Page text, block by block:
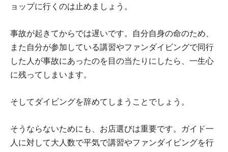
ョップに行くのは止めましょう。
事故が起きてからでは遅いです。自分自身の命のため、
また自分が参加している講習やファンダイビングで同行
した人が事故にあったのを目の当たりにしたら、一生心
に残ってしまいます。
そしてダイビングを辞めてしまうことでしょう。
そうならないためにも、お店選びは重要です。ガイド一
人に対して大人数で平気で講習やファンダイビングを行